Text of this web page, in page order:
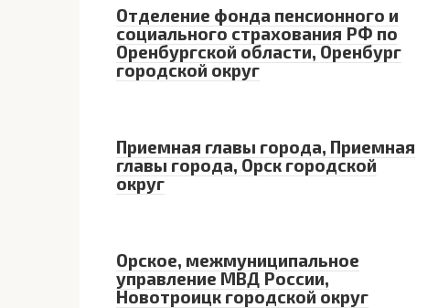
Отделение фонда пенсионного и
социального страхования РФ по
Оренбургской области, Оренбург
городской округ
Приемная главы города, Приемная
главы города, Орск городской
округ
Орское, межмуниципальное
управление МВД России,
Новотроицк городской округ